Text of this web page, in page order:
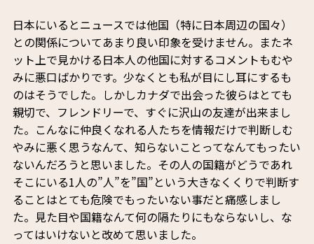
日本にいるとニュースでは他国（特に日本周辺の国々）
との関係についてあまり良い印象を受けません。またネ
ット上で見かける日本人の他国に対するコメントもむや
みに悪口ばかりです。少なくとも私が目にし耳にするも
のはそうでした。しかしカナダで出会った彼らはとても
親切で、フレンドリーで、すぐに沢山の友達が出来まし
た。こんなに仲良くなれる人たちを情報だけで判断しむ
やみに悪く思うなんて、知らないことってなんてもったい
ないんだろうと思いました。その人の国籍がどうであれ
そこにいる1人の”人”を”国”という大きなくくりで判断す
ることはとても危険でもったいない事だと痛感しまし
た。見た目や国籍なんて何の隔たりにもならないし、な
ってはいけないと改めて思いました。